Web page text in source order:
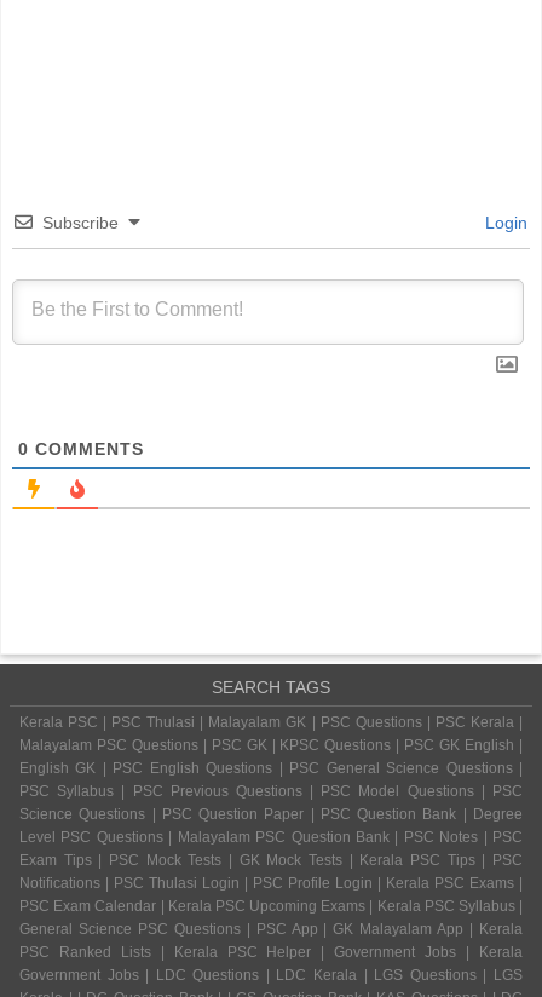
Subscribe Login
0 COMMENTS
SEARCH TAGS
Kerala PSC | PSC Thulasi | Malayalam GK | PSC Questions | PSC Kerala |
Malayalam PSC Questions | PSC GK | KPSC Questions | PSC GK English |
English GK | PSC English Questions | PSC General Science Questions |
PSC Syllabus | PSC Previous Questions | PSC Model Questions | PSC
Science Questions | PSC Question Paper | PSC Question Bank | Degree
Level PSC Questions | Malayalam PSC Question Bank | PSC Notes | PSC
Exam Tips | PSC Mock Tests | GK Mock Tests | Kerala PSC Tips | PSC
Notifications | PSC Thulasi Login | PSC Profile Login | Kerala PSC Exams |
PSC Exam Calendar | Kerala PSC Upcoming Exams | Kerala PSC Syllabus |
General Science PSC Questions | PSC App | GK Malayalam App | Kerala
PSC Ranked Lists | Kerala PSC Helper | Government Jobs | Kerala
Government Jobs | LDC Questions | LDC Kerala | LGS Questions | LGS